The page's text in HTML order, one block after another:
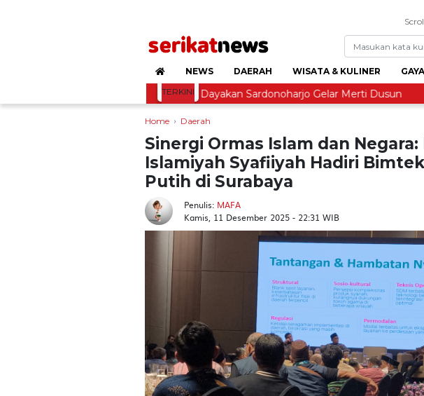
NEWS DAERAH WISATA & KULINER
TERKINI
Lestarikan Tradisi Leluhur, Warga Dayakan Sardonoharjo Gelar Merti Dusun
Home Daerah
Sinergi Ormas Islam dan Negara:
Islamiyah Syafiiyah Hadiri
Putih di Surabaya
Penulis: MAFA
Kamis, 11 Desember 2025 - 22:31 WIB